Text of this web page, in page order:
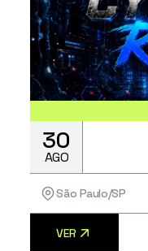
30
AGO
São Paulo/SP
VER